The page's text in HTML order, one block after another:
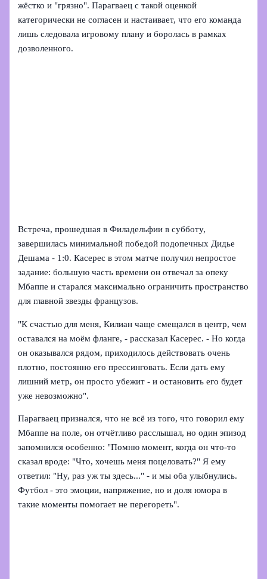
жёстко и "грязно". Парагваец с такой оценкой
категорически не согласен и настаивает, что его команда
лишь следовала игровому плану и боролась в рамках
дозволенного.
Встреча, прошедшая в Филадельфии в субботу,
завершилась минимальной победой подопечных Дидье
Дешама - 1:0. Касерес в этом матче получил непростое
задание: большую часть времени он отвечал за опеку
Мбаппе и старался максимально ограничить пространство
для главной звезды французов.
"К счастью для меня, Килиан чаще смещался в центр, чем
оставался на моём фланге, - рассказал Касерес. - Но когда
он оказывался рядом, приходилось действовать очень
плотно, постоянно его прессинговать. Если дать ему
лишний метр, он просто убежит - и остановить его будет
уже невозможно".
Парагваец признался, что не всё из того, что говорил ему
Мбаппе на поле, он отчётливо расслышал, но один эпизод
запомнился особенно: "Помню момент, когда он что‑то
сказал вроде: "Что, хочешь меня поцеловать?" Я ему
ответил: "Ну, раз уж ты здесь..." - и мы оба улыбнулись.
Футбол - это эмоции, напряжение, но и доля юмора в
такие моменты помогает не перегореть".